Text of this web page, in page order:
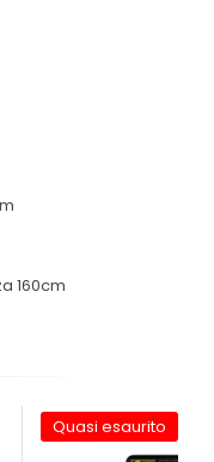
160cm
Quasi esaurito